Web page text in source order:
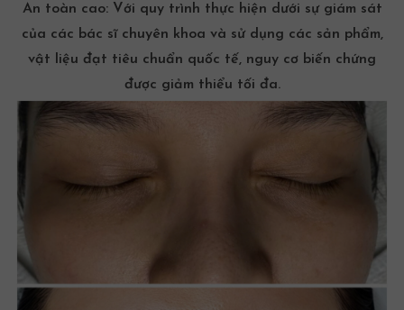
An toàn cao: Với quy trình thực hiện dưới sự giám sát
của các bác sĩ chuyên khoa và sử dụng các sản phẩm,
vật liệu đạt tiêu chuẩn quốc tế, nguy cơ biến chứng
được giảm thiểu tối đa.